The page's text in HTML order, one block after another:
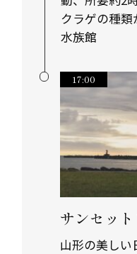
クラゲの種
水族館
17:00
サンセッ
山形の美しい